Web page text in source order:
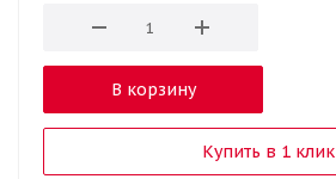
В корзину
Купить в 1 клик